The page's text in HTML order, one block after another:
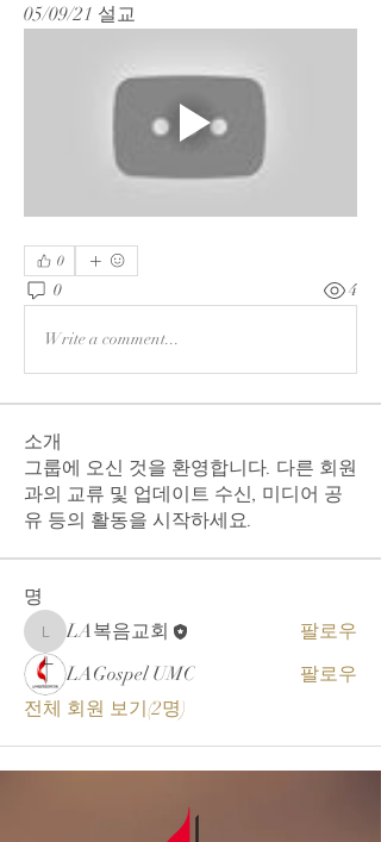
05/09/21 설교
0
0 4
Write a comment...
소개
그룹에 오신 것을 환영합니다. 다른 회원
과의 교류 및 업데이트 수신, 미디어 공
유 등의 활동을 시작하세요.
명
LA복음교회
LA복음교회
팔로우
LAGospel UMC
팔로우
전체 회원 보기(2명)